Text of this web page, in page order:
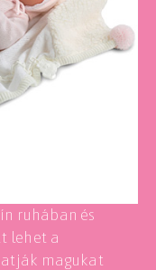
ruhában és
lehet a
magukat